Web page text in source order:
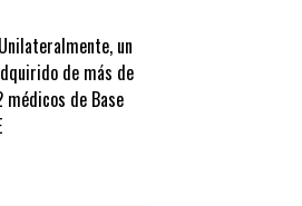
un
de más de
de Base